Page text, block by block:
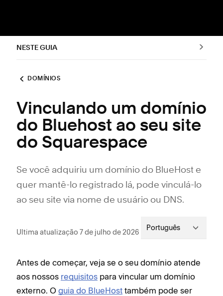
NESTE GUIA
DOMÍNIOS
Vinculando um domínio
do Bluehost ao seu site
do Squarespace
Se você adquiriu um domínio do BlueHost e
quer mantê-lo registrado lá, pode vinculá-lo
ao seu site via nome de usuário ou DNS.
Ultima atualização 7 de julho de 2026 Português
Antes de começar, veja se o seu domínio atende
aos nossos requisitos para vincular um domínio
externo. O guia do BlueHost também pode ser